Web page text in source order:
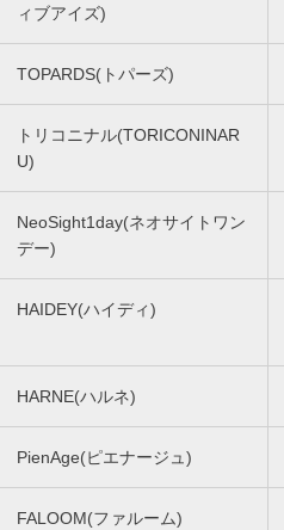
ィブアイズ)
TOPARDS(トパーズ)
トリコニナル(TORICONINAR
U)
NeoSight1day(ネオサイトワン
デー)
HAIDEY(ハイディ)
HARNE(ハルネ)
PienAge(ピエナージュ)
FALOOM(ファルーム)